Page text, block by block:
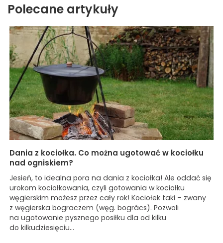
Polecane artykuły
Dania z kociołka. Co można ugotować w kociołku
nad ogniskiem?
Jesień, to idealna pora na dania z kociołka! Ale oddać się
urokom kociołkowania, czyli gotowania w kociołku
węgierskim możesz przez cały rok! Kociołek taki – zwany
z węgierska bograczem (węg. bogrács). Pozwoli
na ugotowanie pysznego posiłku dla od kilku
do kilkudziesięciu...